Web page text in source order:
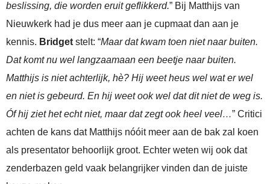
beslissing, die worden eruit geflikkerd.” Bij Matthijs van
Nieuwkerk had je dus meer aan je cupmaat dan aan je
kennis. Bridgetstelt: “Maar dat kwam toen niet naar buiten.
Dat komt nu wel langzaamaan een beetje naar buiten.
Matthijs is niet achterlijk, hè? Hij weet heus wel wat er wel
en niet is gebeurd. En hij weet ook wel dat dit niet de weg is.
Óf hij ziet het echt niet, maar dat zegt ook heel veel…” Critici
achten de kans dat Matthijs nóóit meer aan de bak zal koen
als presentator behoorlijk groot. Echter weten wij ook dat
zenderbazen geld vaak belangrijker vinden dan de juiste